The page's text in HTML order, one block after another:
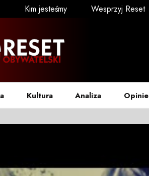
Kim jesteśmy Wesprzyj Reset
Kultura Analiza Opinie